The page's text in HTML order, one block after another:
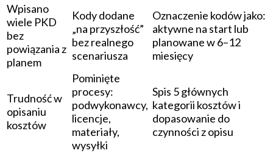
Wpisano
wiele PKD
bez
powiązania z
planem
Kody dodane
„na przyszłość”
bez realnego
scenariusza
Oznaczenie kodów jako:
aktywne na start lub
planowane w 6–12
miesięcy
Trudność w
opisaniu
kosztów
Pominięte
procesy:
podwykonawcy,
licencje,
materiały,
wysyłki
Spis 5 głównych
kategorii kosztów i
dopasowanie do
czynności z opisu